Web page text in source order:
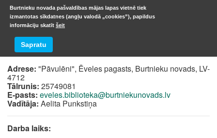
Ēveles pagasta bibliotēka
Adrese: "Pāvulēni", Ēveles pagasts, Burtnieku novads, LV-
4712
Tālrunis: 25749081
E-pasts: eveles.biblioteka@burtniekunovads.lv
Vadītāja: Aelita Punkstiņa
Darba laiks:
Burtnieku novada pašvaldības mājas lapas vietnē tiek
izmantotas sīkdatnes (angļu valodā „cookies”), papildus
informāciju skatīt šeit
Sapratu